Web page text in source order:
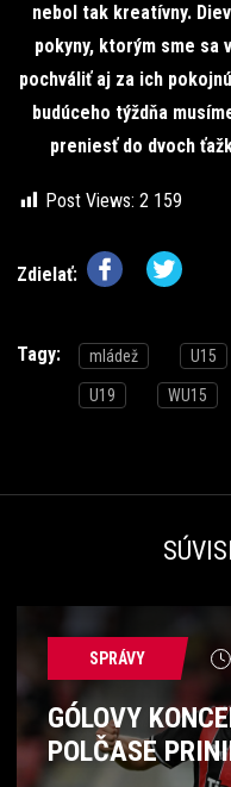
nebol tak kreatívny.
pokyny, ktorým sme sa
pochváliť aj za ich
budúceho týždňa
preniesť do dvoch
Post Views: 2 159
Zdielať:
Tagy: mládež U15
U19 WU15
SPRÁVY
GÓLOVY
POLČASE